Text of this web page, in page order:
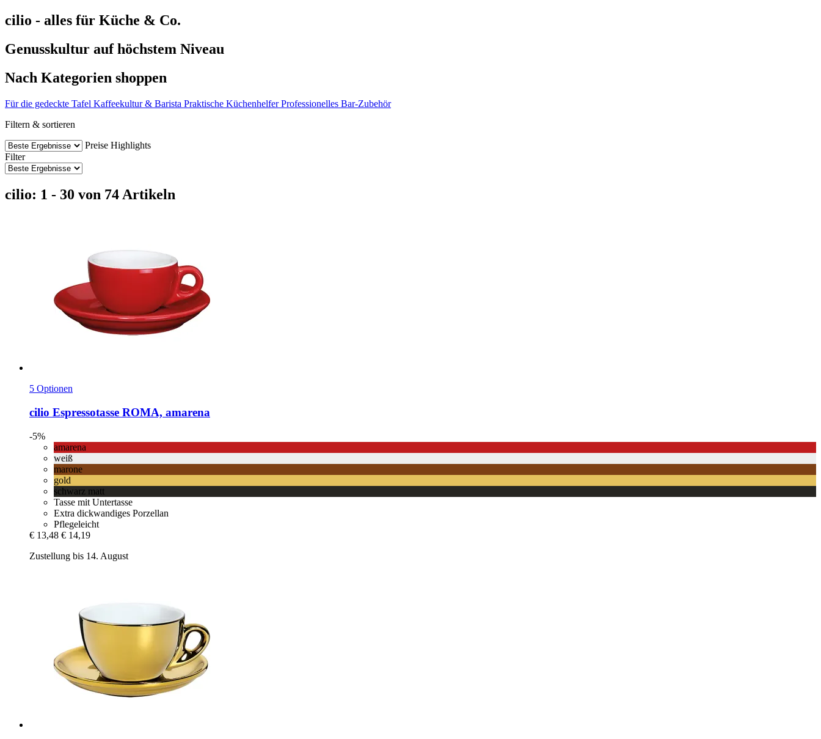
cilio - alles für Küche & Co.
Genusskultur auf höchstem Niveau
Nach Kategorien shoppen
Für die gedeckte Tafel Kaffeekultur & Barista Praktische Küchenhelfer Professionelles Bar-Zubehör
Filtern & sortieren
Preise Highlights
Filter
cilio: 1 - 30 von 74 Artikeln
5 Optionen
cilio Espressotasse ROMA, amarena
-5%
amarena
weiß
marone
gold
schwarz matt
Tasse mit Untertasse
Extra dickwandiges Porzellan
Pflegeleicht
€ 13,48 € 14,19
Zustellung bis 14. August